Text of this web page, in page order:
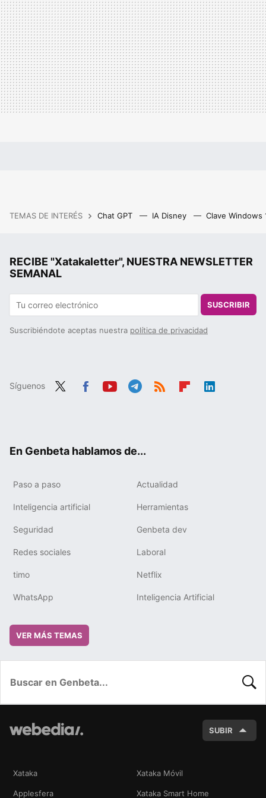
TEMAS DE INTERÉS Chat GPT IA Disney Clave Windows
RECIBE "Xatakaletter", NUESTRA NEWSLETTER
SEMANAL
SUSCRIBIR
Suscribiéndote aceptas nuestra política de privacidad
Síguenos
En Genbeta hablamos de...
Paso a paso Actualidad
Inteligencia artificial Herramientas
Seguridad Genbeta dev
Redes sociales Laboral
timo Netflix
WhatsApp Inteligencia Artificial
VER MÁS TEMAS
SUBIR
Xataka Xataka Móvil
Applesfera Xataka Smart Home